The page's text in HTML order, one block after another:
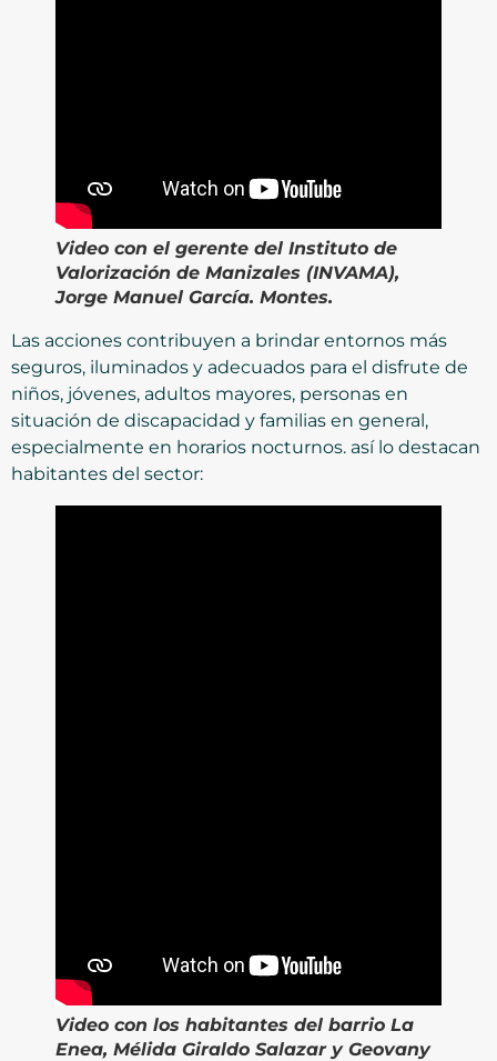
Video con el gerente del Instituto de
Valorización de Manizales (INVAMA),
Jorge Manuel García. Montes.
Las acciones contribuyen a brindar entornos más
seguros, iluminados y adecuados para el disfrute de
niños, jóvenes, adultos mayores, personas en
situación de discapacidad y familias en general,
especialmente en horarios nocturnos. así lo destacan
habitantes del sector:
Video con los habitantes del barrio La
Enea, Mélida Giraldo Salazar y Geovany